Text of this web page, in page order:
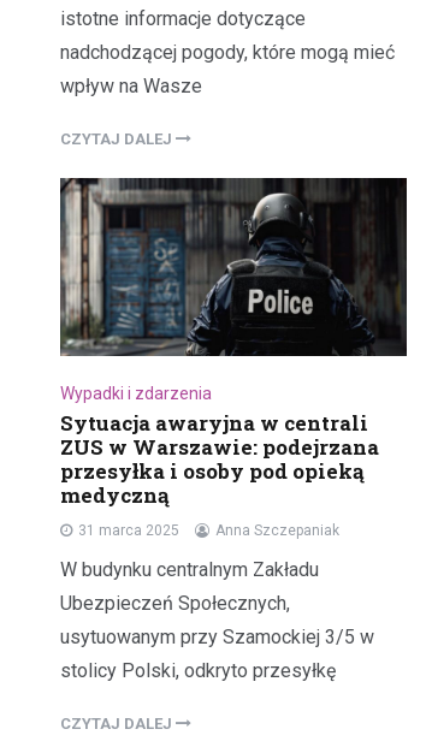
istotne informacje dotyczące
nadchodzącej pogody, które mogą mieć
wpływ na Wasze
CZYTAJ DALEJ
Wypadki i zdarzenia
Sytuacja awaryjna w centrali
ZUS w Warszawie: podejrzana
przesyłka i osoby pod opieką
medyczną
31 marca 2025 Anna Szczepaniak
W budynku centralnym Zakładu
Ubezpieczeń Społecznych,
usytuowanym przy Szamockiej 3/5 w
stolicy Polski, odkryto przesyłkę
CZYTAJ DALEJ